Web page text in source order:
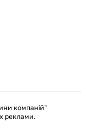
компаній"
реклами.